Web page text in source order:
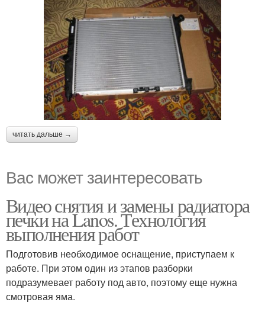
читать дальше →
Вас может заинтересовать
Видео снятия и замены радиатора
печки на Lanos. Технология
выполнения работ
Подготовив необходимое оснащение, приступаем к
работе. При этом один из этапов разборки
подразумевает работу под авто, поэтому еще нужна
смотровая яма.